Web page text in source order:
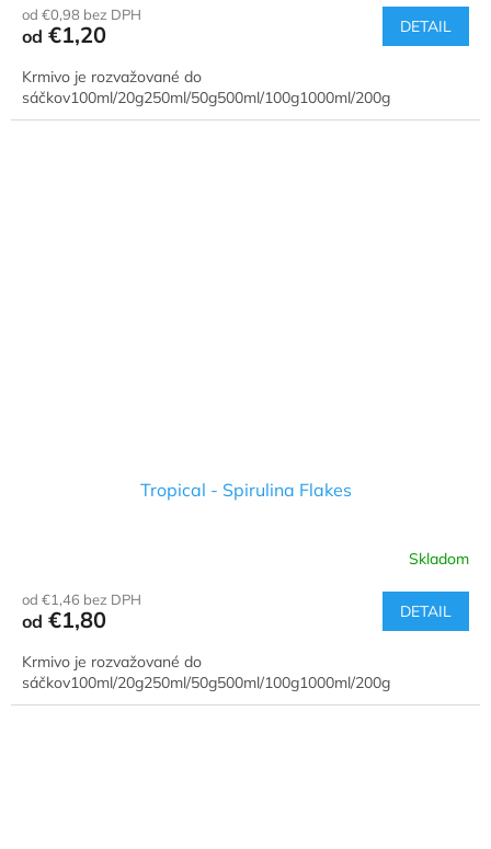
od €0,98 bez DPH
od €1,20 DETAIL
Krmivo je rozvažované do
sáčkov100ml/20g250ml/50g500ml/100g1000ml/200g
Tropical - Spirulina Flakes
Skladom
od €1,46 bez DPH
od €1,80 DETAIL
Krmivo je rozvažované do
sáčkov100ml/20g250ml/50g500ml/100g1000ml/200g